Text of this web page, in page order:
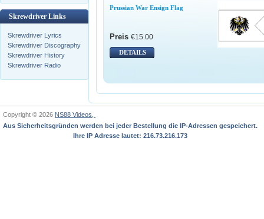
Skrewdriver Links
Skrewdriver Lyrics
Skrewdriver Discography
Skrewdriver History
Skrewdriver Radio
Prussian War Ensign Flag
Preis €15.00
DETAILS
Copyright © 2026 NS88 Videos,
Aus Sicherheitsgründen werden bei jeder Bestellung die IP-Adressen gespeichert.
Ihre IP Adresse lautet: 216.73.216.173